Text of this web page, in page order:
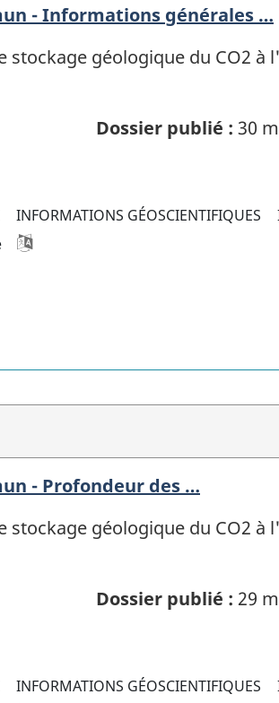
- Informations générales …
géologique du CO2
Dossier publié : 30
INFORMATIONS GÉOSCIENTIFIQUES
- Profondeur des …
géologique du CO2
Dossier publié : 29
INFORMATIONS GÉOSCIENTIFIQUES